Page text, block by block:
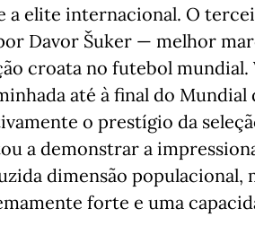
a elite internacional. O
Davor Šuker — melhor
croata no futebol mundial.
até à final do Mundial
o prestígio da
a demonstrar a
dimensão populacional,
forte e uma